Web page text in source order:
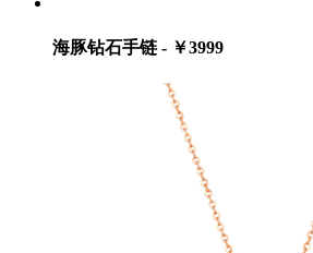
海豚钻石手链 - ￥3999